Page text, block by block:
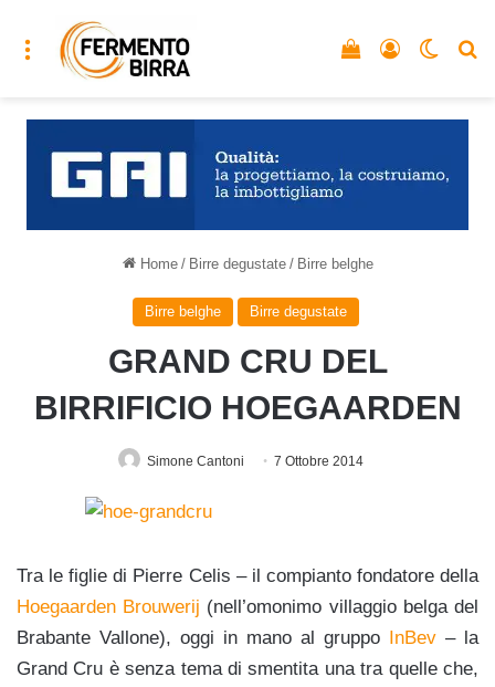
Menu Accedi
Vedi il carrello
Home / Birre degustate / Birre belghe
Birre belghe Birre degustate
GRAND CRU DEL
BIRRIFICIO HOEGAARDEN
Simone Cantoni 7 Ottobre 2014
Tra le figlie di Pierre Celis – il compianto fondatore della
Hoegaarden Brouwerij (nell’omonimo villaggio belga del
Brabante Vallone), oggi in mano al gruppo InBev – la
Grand Cru è senza tema di smentita una tra quelle che,